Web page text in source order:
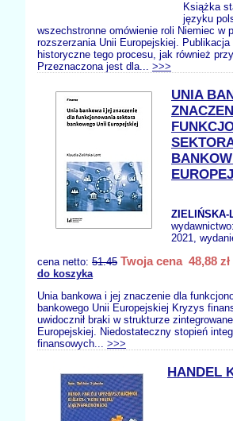
Książka
języku
wszechstronne omówienie roli Niemiec w
rozszerzania Unii Europejskiej. Publikacja
historyczne tego procesu, jak również
Przeznaczona jest dla... >>>
UNIA
ZIELIŃSKA-
2021,
cena netto: 51.45 Twoja cena 48,88 zł
do koszyka
Unia bankowa i jej znaczenie dla
bankowego Unii Europejskiej Kryzys
uwidocznił braki w strukturze
Europejskiej. Niedostateczny stopień
finansowych... >>>
HANDEL